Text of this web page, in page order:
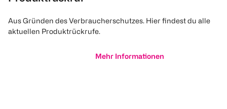
Aus Gründen des Verbraucherschutzes. Hier findest du alle
aktuellen Produktrückrufe.
Mehr Informationen